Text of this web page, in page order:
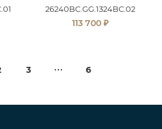
26240BC.GG.1324BC.02
113 700 ₽
3 6